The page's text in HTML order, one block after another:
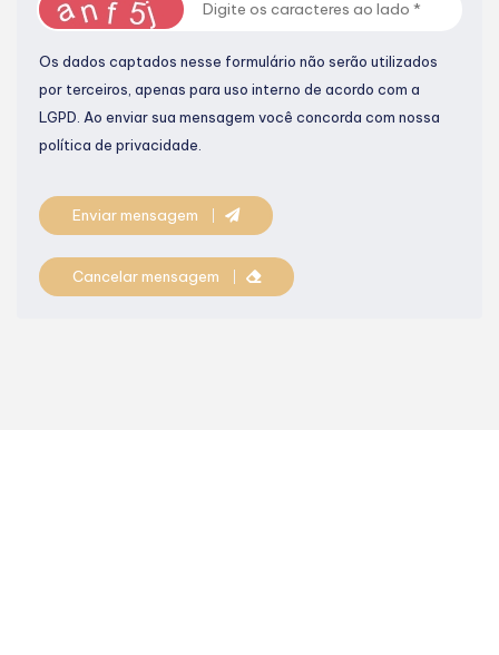
Os dados captados nesse formulário não serão utilizados
por terceiros, apenas para uso interno de acordo com a
LGPD. Ao enviar sua mensagem você concorda com nossa
política de privacidade.
Enviar mensagem
Cancelar mensagem